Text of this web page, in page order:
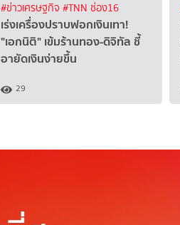
#ข่าวเศรษฐกิจ #TNN ช่อง16
เร่งเครื่องปราบฟอกเงินเทา!
"เอกนิติ" เข้มร้านทอง-ดิจิทัล ชี้
อายัดเงินง่ายขึ้น
29